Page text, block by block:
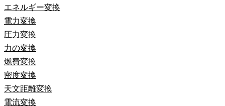
エネルギー変換
電力変換
圧力変換
力の変換
燃費変換
密度変換
天文距離変換
電流変換